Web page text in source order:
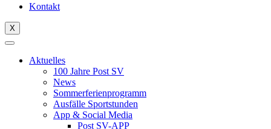
Kontakt
X
Aktuelles
100 Jahre Post SV
News
Sommerferienprogramm
Ausfälle Sportstunden
App & Social Media
Post SV-APP